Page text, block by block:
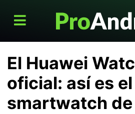
El Huawei
oficial: así es
smartwatch de